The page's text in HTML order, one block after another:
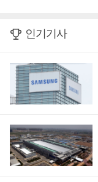
인기기사